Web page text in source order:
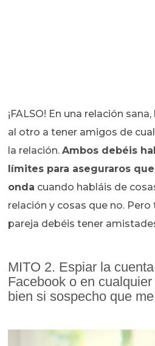
¡FALSO! En una relación
al otro a tener amigos de
la relación.Ambos debéis
límites para aseguraros
onda cuando habláis de
relación y cosas que no.
pareja debéis tener
MITO 2. Espiar la
Facebook o en
bien si sospecho que